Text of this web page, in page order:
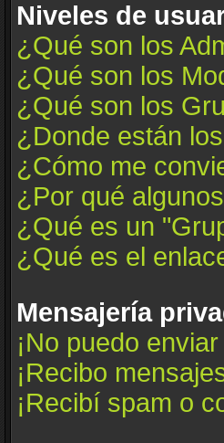
Niveles de
¿Qué son los
¿Qué son los
¿Qué son los
¿Donde están
¿Cómo me
¿Por qué
¿Qué es un
¿Qué es el
Mensajería
¡No puedo
¡Recibo
¡Recibí spam o